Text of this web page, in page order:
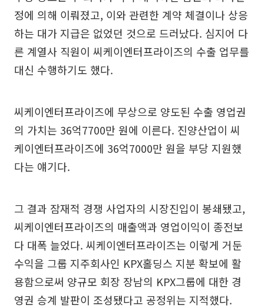
정에 의해 이뤄졌고, 이와 관련한 계약 체결이나 상응
하는 대가 지급은 없었던 것으로 드러났다. 심지어 다
른 계열사 직원이 씨케이엔터프라이즈의 수출 업무를
대신 수행하기도 했다.
씨케이엔터프라이즈에 무상으로 양도된 수출 영업권
의 가치는 36억7700만 원에 이른다. 진양산업이 씨
케이엔터프라이즈에 36억7000만 원을 부당 지원했
다는 얘기다.
그 결과 잠재적 경쟁 사업자의 시장진입이 봉쇄됐고,
씨케이엔터프라이즈의 매출액과 영업이익이 종전보
다 대폭 늘었다. 씨케이엔터프라이즈는 이렇게 거둔
수익을 그룹 지주회사인 KPX홀딩스 지분 확보에 활
용함으로써 양규모 회장 장남의 KPX그룹에 대한 경
영권 승계 발판이 조성됐다고 공정위는 지적했다.